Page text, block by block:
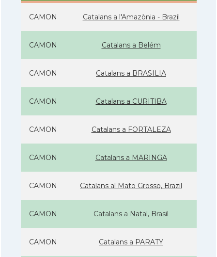
CAMON Catalans a l'Amazònia - Brazil
CAMON Catalans a Belém
CAMON Catalans a BRASILIA
CAMON Catalans a CURITIBA
CAMON Catalans a FORTALEZA
CAMON Catalans a MARINGA
CAMON Catalans al Mato Grosso, Brazil
CAMON Catalans a Natal, Brasil
CAMON Catalans a PARATY